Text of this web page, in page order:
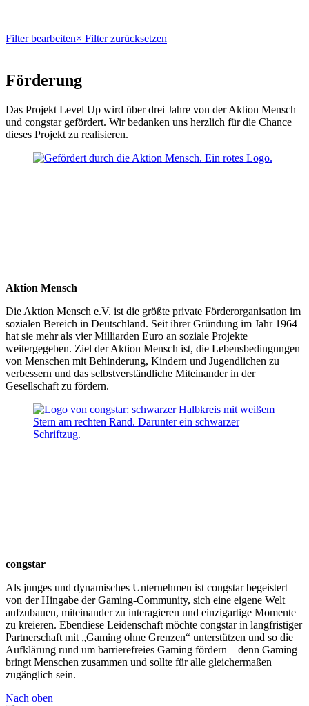
Filter bearbeiten× Filter zurücksetzen
Förderung
Das Projekt Level Up wird über drei Jahre von der Aktion Mensch
und congstar gefördert. Wir bedanken uns herzlich für die Chance
dieses Projekt zu realisieren.
Aktion Mensch
Die Aktion Mensch e.V. ist die größte private Förderorganisation im
sozialen Bereich in Deutschland. Seit ihrer Gründung im Jahr 1964
hat sie mehr als vier Milliarden Euro an soziale Projekte
weitergegeben. Ziel der Aktion Mensch ist, die Lebensbedingungen
von Menschen mit Behinderung, Kindern und Jugendlichen zu
verbessern und das selbstverständliche Miteinander in der
Gesellschaft zu fördern.
congstar
Als junges und dynamisches Unternehmen ist congstar begeistert
von der Hingabe der Gaming-Community, sich eine eigene Welt
aufzubauen, miteinander zu interagieren und einzigartige Momente
zu kreieren. Ebendiese Leidenschaft möchte congstar in langfristiger
Partnerschaft mit „Gaming ohne Grenzen“ unterstützen und so die
Aufklärung rund um barrierefreies Gaming fördern – denn Gaming
bringt Menschen zusammen und sollte für alle gleichermaßen
zugänglich sein.
Nach oben